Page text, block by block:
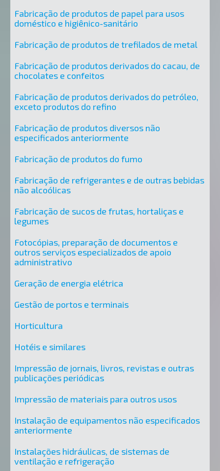
Fabricação de produtos de papel para usos
doméstico e higiênico-sanitário
Fabricação de produtos de trefilados de metal
Fabricação de produtos derivados do cacau, de
chocolates e confeitos
Fabricação de produtos derivados do petróleo,
exceto produtos do refino
Fabricação de produtos diversos não
especificados anteriormente
Fabricação de produtos do fumo
Fabricação de refrigerantes e de outras bebidas
não alcoólicas
Fabricação de sucos de frutas, hortaliças e
legumes
Fotocópias, preparação de documentos e
outros serviços especializados de apoio
administrativo
Geração de energia elétrica
Gestão de portos e terminais
Horticultura
Hotéis e similares
Impressão de jornais, livros, revistas e outras
publicações periódicas
Impressão de materiais para outros usos
Instalação de equipamentos não especificados
anteriormente
Instalações hidráulicas, de sistemas de
ventilação e refrigeração